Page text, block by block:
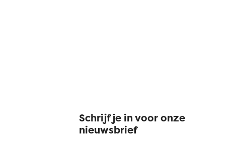
Schrijf je in voor onze
nieuwsbrief